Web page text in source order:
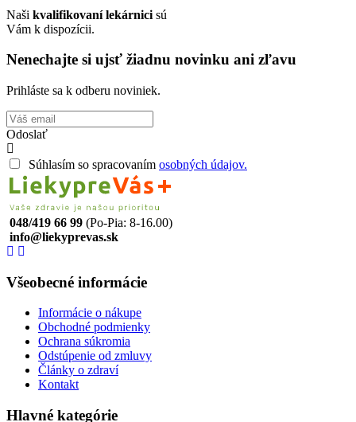
Naši kvalifikovaní lekárnici sú
Vám k dispozícii.
Nenechajte si ujsť žiadnu novinku ani zľavu
Prihláste sa k odberu noviniek.
Odoslať
Súhlasím so spracovaním osobných údajov.
048/419 66 99 (Po-Pia: 8-16.00)
info@liekyprevas.sk
Všeobecné informácie
Informácie o nákupe
Obchodné podmienky
Ochrana súkromia
Odstúpenie od zmluvy
Články o zdraví
Kontakt
Hlavné kategórie